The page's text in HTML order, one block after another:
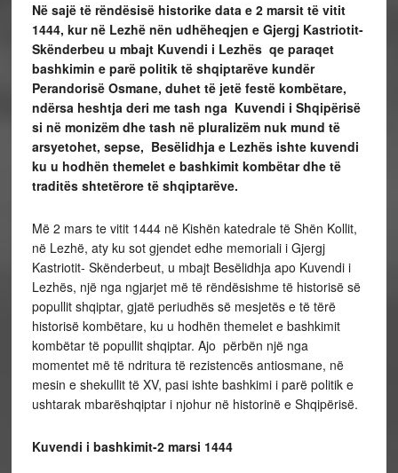
Në sajë të rëndësisë historike data e 2 marsit të vitit
1444, kur në Lezhë nën udhëheqjen e Gjergj Kastriotit-
Skënderbeu u mbajt Kuvendi i Lezhës qe paraqet
bashkimin e parë politik të shqiptarëve kundër
Perandorisë Osmane, duhet të jetë festë kombëtare,
ndërsa heshtja deri me tash nga Kuvendi i Shqipërisë
si në monizëm dhe tash në pluralizëm nuk mund të
arsyetohet, sepse, Besëlidhja e Lezhës ishte kuvendi
ku u hodhën themelet e bashkimit kombëtar dhe të
traditës shtetërore të shqiptarëve.
Më 2 mars te vitit 1444 në Kishën katedrale të Shën Kollit,
në Lezhë, aty ku sot gjendet edhe memoriali i Gjergj
Kastriotit- Skënderbeut, u mbajt Besëlidhja apo Kuvendi i
Lezhës, një nga ngjarjet më të rëndësishme të historisë së
popullit shqiptar, gjatë periudhës së mesjetës e të tërë
historisë kombëtare, ku u hodhën themelet e bashkimit
kombëtar të popullit shqiptar. Ajo përbën një nga
momentet më të ndritura të rezistencës antiosmane, në
mesin e shekullit të XV, pasi ishte bashkimi i parë politik e
ushtarak mbarëshqiptar i njohur në historinë e Shqipërisë.
Kuvendi i bashkimit-2 marsi 1444